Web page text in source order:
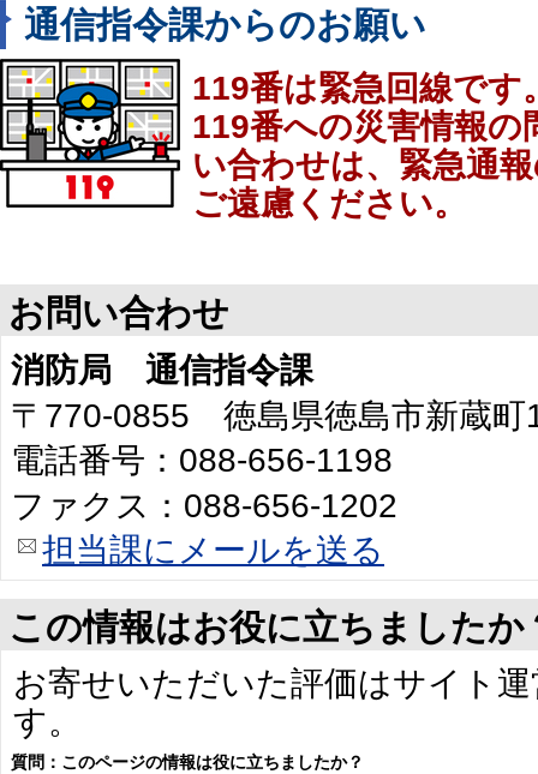
通信指令課からのお願い
119番は緊急回線です
119番への災害情報の
い合わせは、緊急通
ご遠慮ください。
お問い合わせ
消防局 通信指令課
〒770-0855 徳島県徳島市新蔵町
電話番号：088-656-1198
ファクス：088-656-1202
担当課にメールを送る
この情報はお役に立ちましたか
お寄せいただいた評価はサイト
す。
質問：このページの情報は役に立ちましたか？